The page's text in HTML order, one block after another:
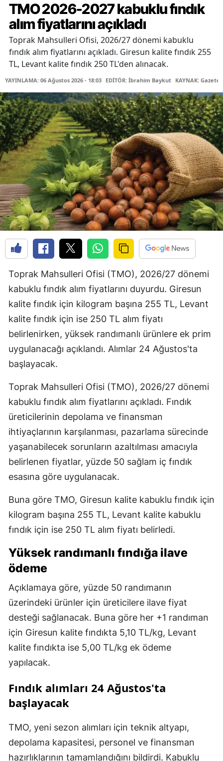
TMO 2026-2027 kabuklu fındık
alım fiyatlarını açıkladı
Toprak Mahsulleri Ofisi, 2026/27 dönemi kabuklu
fındık alım fiyatlarını açıkladı. Giresun kalite fındık 255
TL, Levant kalite fındık 250 TL'den alınacak.
YAYINLAMA: 06 Ağustos 2026 - 18:03 EDİTÖR: İbrahim Baykut KAYNAK:
Toprak Mahsulleri Ofisi (TMO), 2026/27 dönemi
kabuklu fındık alım fiyatlarını duyurdu. Giresun
kalite fındık için kilogram başına 255 TL, Levant
kalite fındık için ise 250 TL alım fiyatı
belirlenirken, yüksek randımanlı ürünlere ek prim
uygulanacağı açıklandı. Alımlar 24 Ağustos'ta
başlayacak.
Toprak Mahsulleri Ofisi (TMO), 2026/27 dönemi
kabuklu fındık alım fiyatlarını açıkladı. Fındık
üreticilerinin depolama ve finansman
ihtiyaçlarının karşılanması, pazarlama sürecinde
yaşanabilecek sorunların azaltılması amacıyla
belirlenen fiyatlar, yüzde 50 sağlam iç fındık
esasına göre uygulanacak.
Buna göre TMO, Giresun kalite kabuklu fındık için
kilogram başına 255 TL, Levant kalite kabuklu
fındık için ise 250 TL alım fiyatı belirledi.
Yüksek randımanlı fındığa ilave
ödeme
Açıklamaya göre, yüzde 50 randımanın
üzerindeki ürünler için üreticilere ilave fiyat
desteği sağlanacak. Buna göre her +1 randıman
için Giresun kalite fındıkta 5,10 TL/kg, Levant
kalite fındıkta ise 5,00 TL/kg ek ödeme
yapılacak.
Fındık alımları 24 Ağustos'ta
başlayacak
TMO, yeni sezon alımları için teknik altyapı,
depolama kapasitesi, personel ve finansman
hazırlıklarının tamamlandığını bildirdi. Kabuklu